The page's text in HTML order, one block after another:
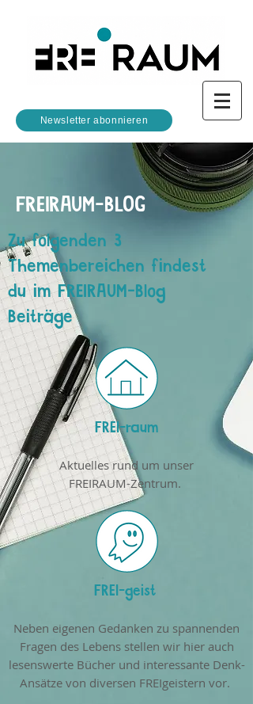
Newsletter abonnieren
FREIRAUM-BLOG
Zu folgenden 3
Themenbereichen findest
du im FREIRAUM-Blog
Beiträge
FREI-raum
Aktuelles rund um unser
FREIRAUM-Zentrum.
FREI-geist
Neben eigenen Gedanken zu spannenden
Fragen des Lebens stellen wir hier auch
lesenswerte Bücher und interessante Denk-
Ansätze von diversen FREIgeistern vor.